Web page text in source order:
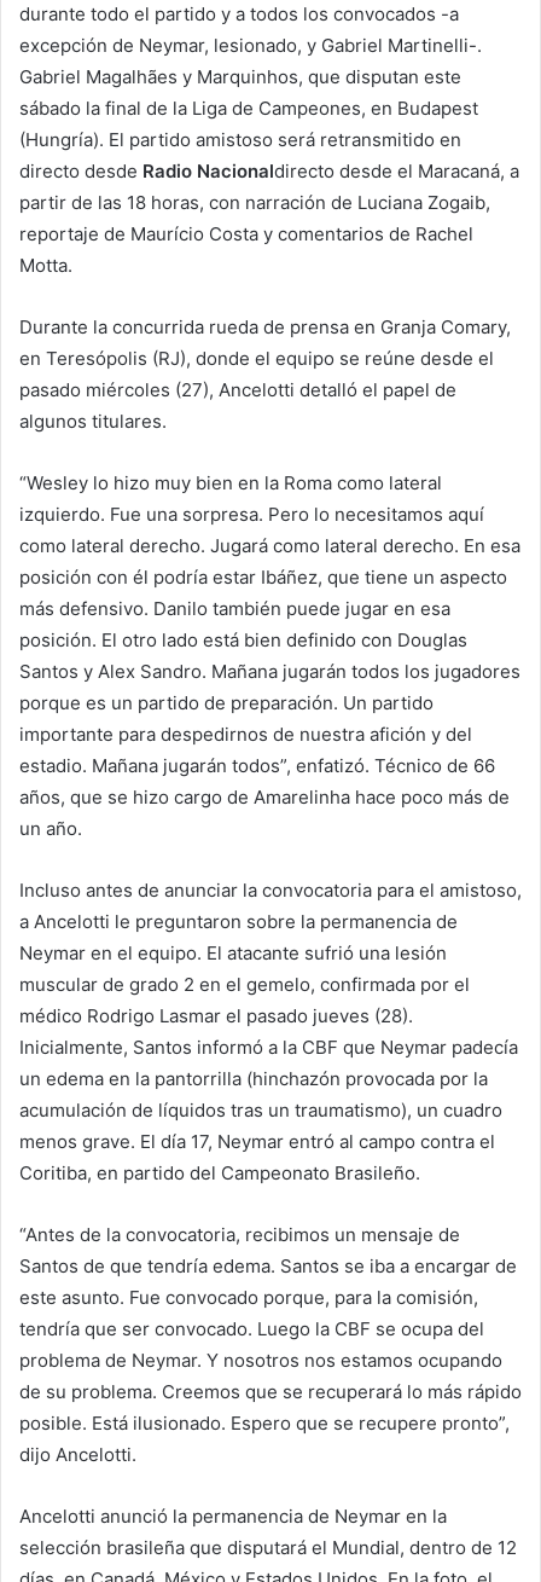
durante todo el partido y a todos los convocados -a
excepción de Neymar, lesionado, y Gabriel Martinelli-.
Gabriel Magalhães y Marquinhos, que disputan este
sábado la final de la Liga de Campeones, en Budapest
(Hungría). El partido amistoso será retransmitido en
directo desde Radio Nacionaldirecto desde el Maracaná, a
partir de las 18 horas, con narración de Luciana Zogaib,
reportaje de Maurício Costa y comentarios de Rachel
Motta.
Durante la concurrida rueda de prensa en Granja Comary,
en Teresópolis (RJ), donde el equipo se reúne desde el
pasado miércoles (27), Ancelotti detalló el papel de
algunos titulares.
“Wesley lo hizo muy bien en la Roma como lateral
izquierdo. Fue una sorpresa. Pero lo necesitamos aquí
como lateral derecho. Jugará como lateral derecho. En esa
posición con él podría estar Ibáñez, que tiene un aspecto
más defensivo. Danilo también puede jugar en esa
posición. El otro lado está bien definido con Douglas
Santos y Alex Sandro. Mañana jugarán todos los jugadores
porque es un partido de preparación. Un partido
importante para despedirnos de nuestra afición y del
estadio. Mañana jugarán todos”, enfatizó. Técnico de 66
años, que se hizo cargo de Amarelinha hace poco más de
un año.
Incluso antes de anunciar la convocatoria para el amistoso,
a Ancelotti le preguntaron sobre la permanencia de
Neymar en el equipo. El atacante sufrió una lesión
muscular de grado 2 en el gemelo, confirmada por el
médico Rodrigo Lasmar el pasado jueves (28).
Inicialmente, Santos informó a la CBF que Neymar padecía
un edema en la pantorrilla (hinchazón provocada por la
acumulación de líquidos tras un traumatismo), un cuadro
menos grave. El día 17, Neymar entró al campo contra el
Coritiba, en partido del Campeonato Brasileño.
“Antes de la convocatoria, recibimos un mensaje de
Santos de que tendría edema. Santos se iba a encargar de
este asunto. Fue convocado porque, para la comisión,
tendría que ser convocado. Luego la CBF se ocupa del
problema de Neymar. Y nosotros nos estamos ocupando
de su problema. Creemos que se recuperará lo más rápido
posible. Está ilusionado. Espero que se recupere pronto”,
dijo Ancelotti.
Ancelotti anunció la permanencia de Neymar en la
selección brasileña que disputará el Mundial, dentro de 12